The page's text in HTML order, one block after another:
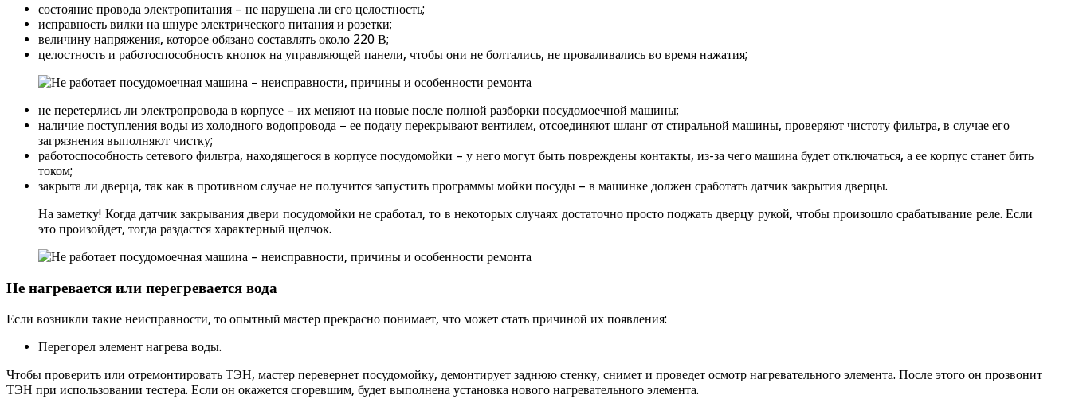
состояние провода электропитания – не нарушена ли его целостность;
исправность вилки на шнуре электрического питания и розетки;
величину напряжения, которое обязано составлять около 220 В;
целостность и работоспособность кнопок на управляющей панели, чтобы они не болтались, не проваливались во время нажатия;
не перетерлись ли электропровода в корпусе – их меняют на новые после полной разборки посудомоечной машины;
наличие поступления воды из холодного водопровода – ее подачу перекрывают вентилем, отсоединяют шланг от стиральной машины, проверяют чистоту фильтра, в случае его
загрязнения выполняют чистку;
работоспособность сетевого фильтра, находящегося в корпусе посудомойки – у него могут быть повреждены контакты, из-за чего машина будет отключаться, а ее корпус станет бить
током;
закрыта ли дверца, так как в противном случае не получится запустить программы мойки посуды – в машинке должен сработать датчик закрытия дверцы.
На заметку! Когда датчик закрывания двери посудомойки не сработал, то в некоторых случаях достаточно просто поджать дверцу рукой, чтобы произошло срабатывание реле. Если
это произойдет, тогда раздастся характерный щелчок.
Не нагревается или перегревается вода
Если возникли такие неисправности, то опытный мастер прекрасно понимает, что может стать причиной их появления:
Перегорел элемент нагрева воды.
Чтобы проверить или отремонтировать ТЭН, мастер перевернет посудомойку, демонтирует заднюю стенку, снимет и проведет осмотр нагревательного элемента. После этого он прозвонит
ТЭН при использовании тестера. Если он окажется сгоревшим, будет выполнена установка нового нагревательного элемента.